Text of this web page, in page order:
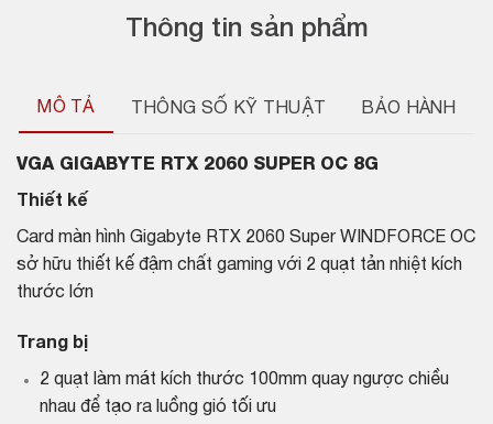
Thông tin sản phẩm
MÔ TẢ THÔNG SỐ KỸ THUẬT BẢO HÀNH
VGA GIGABYTE RTX 2060 SUPER OC 8G
Thiết kế
Card màn hình Gigabyte RTX 2060 Super WINDFORCE OC
sở hữu thiết kế đậm chất gaming với 2 quạt tản nhiệt kích
thước lớn
Trang bị
2 quạt làm mát kích thước 100mm quay ngược chiều
nhau để tạo ra luồng gió tối ưu